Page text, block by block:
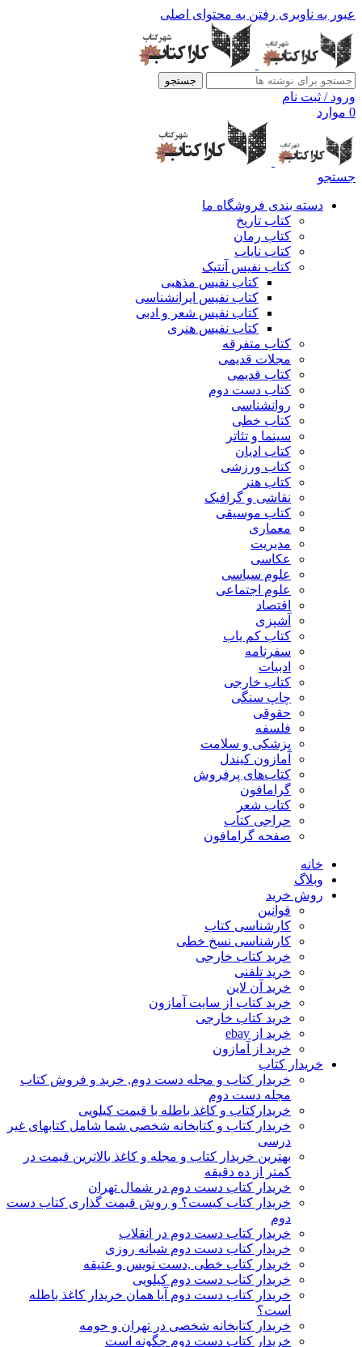
عبور به ناوبری رفتن به محتوای اصلی
جستجو
ورود / ثبت نام
0 موارد
جستجو
دسته بندی فروشگاه ما
کتاب تاریخ
کتاب رمان
کتاب نایاب
کتاب نفیس آنتیک
کتاب نفیس مذهبی
کتاب نفیس ایرانشناسی
کتاب نفیس شعر و ادبی
کتاب نفیس هنری
کتاب متفرقه
مجلات قدیمی
کتاب قدیمی
کتاب دست دوم
روانشناسی
کتاب خطی
سینما و تئاتر
کتاب ادیان
کتاب ورزشی
کتاب هنر
نقاشی و گرافیک
کتاب موسیقی
معماری
مدیریت
عکاسی
علوم سیاسی
علوم اجتماعی
اقتصاد
آشپزی
کتاب کم یاب
سفرنامه
ادبیات
کتاب خارجی
چاپ سنگی
حقوقی
فلسفه
پزشکی و سلامت
آمازون کیندل
کتاب‌های پرفروش
گرامافون
کتاب شعر
حراجی کتاب
صفحه گرامافون
خانه
وبلاگ
روش خرید
قوانین
کارشناسی کتاب
کارشناسی نسخ خطی
خرید کتاب خارجی
خرید تلفنی
خرید آن لاین
خرید کتاب از سایت آمازون
خرید کتاب خارجی
خرید از ebay
خرید از آمازون
خریدار کتاب
خریدار کتاب و مجله دست دوم, خرید و فروش کتاب
مجله دست دوم
خریدارکتاب و کاغذ باطله با قیمت کیلویی
خریدار کتاب و کتابخانه شخصی شما شامل کتابهای غیر
درسی
بهترین خریدار کتاب و مجله و کاغذ بالاترین قیمت در
کمتر از ده دقیقه
خریدار کتاب دست دوم در شمال تهران
خریدار کتاب کیست؟ و روش قیمت گذاری کتاب دست
دوم
خریدار کتاب دست دوم در انقلاب
خریدار کتاب دست دوم شبانه روزی
خریدار کتاب خطی ,دست نویس و عتیقه
خریدار کتاب دست دوم کیلویی
خریدار کتاب دست دوم آیا همان خریدار کاغذ باطله
است؟
خریدار کتابخانه شخصی در تهران و حومه
خریدار کتاب دست دوم چگونه است